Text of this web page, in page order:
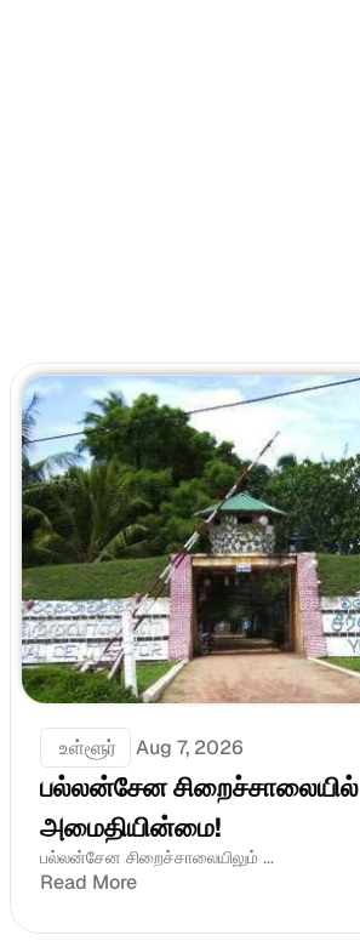
உள்ளூர் Aug 7, 2026
பல்லன்சேன சிறைச்சாலையில்
அமைதியின்மை!
பல்லன்சேன சிறைச்சாலையிலும் ...
Read More